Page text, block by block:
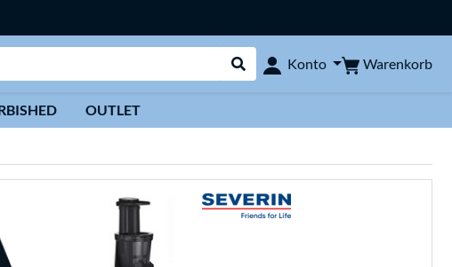
Suche durchführen
Konto Warenkorb
OUTLET